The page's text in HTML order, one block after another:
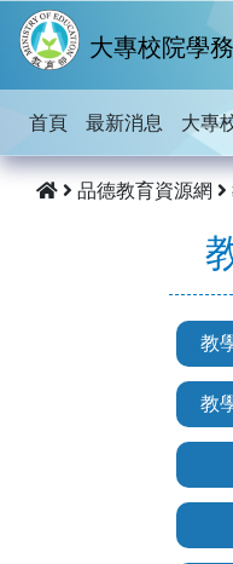
跳到主要內容
大專校院學
首頁 最新消息 大專
品德教育資源網
教
教